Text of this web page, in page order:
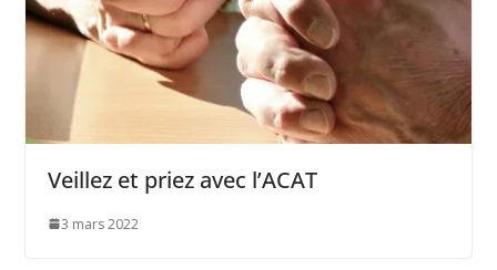
Veillez et priez avec l’ACAT
3 mars 2022